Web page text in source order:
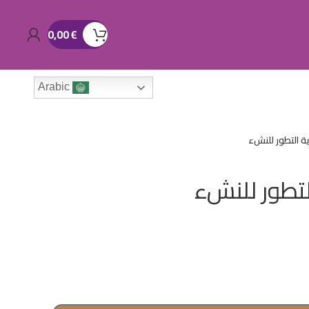
0,00€
Arabic
التطور للنشء
للنشء